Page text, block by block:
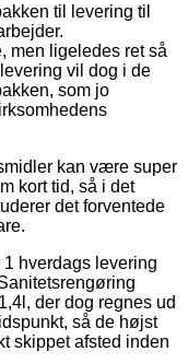
til levering til
men ligeledes ret så
vil dog i de
som jo
kan være super
kort tid, så i det
det forventede
hverdags levering
der dog regnes ud
så de højst
skippet afsted inden